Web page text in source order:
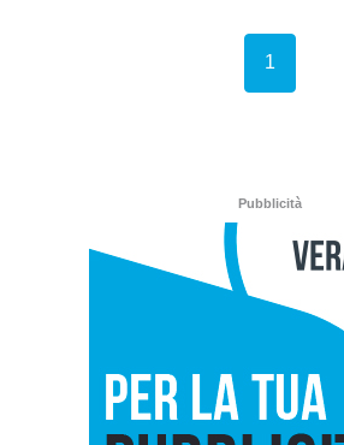
1(current)
Pubblicità